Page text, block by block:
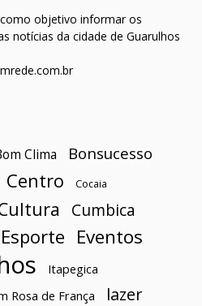
objetivo informar os
notícias da cidade de Guarulhos
Clima Bonsucesso
Centro Cocaia
Cumbica
Esporte Eventos
Itapegica
Rosa de França
lazer